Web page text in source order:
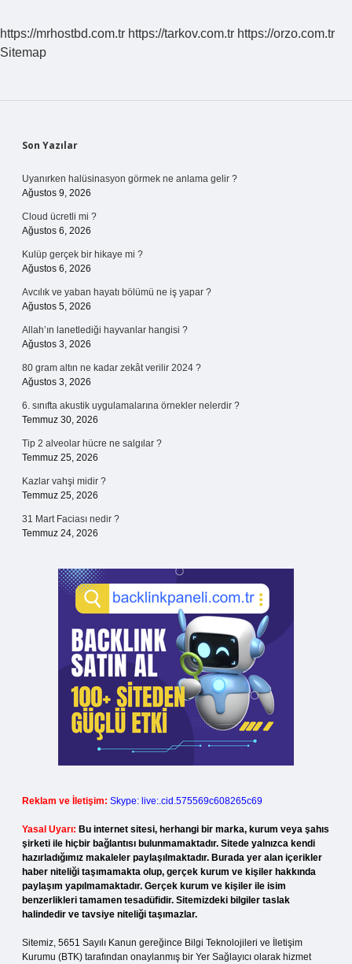
https://mrhostbd.com.tr https://tarkov.com.tr https://orzo.com.tr
Sitemap
Sidebar
Son Yazılar
Uyanırken halüsinasyon görmek ne anlama gelir ?
Ağustos 9, 2026
Cloud ücretli mi ?
Ağustos 6, 2026
Kulüp gerçek bir hikaye mi ?
Ağustos 6, 2026
Avcılık ve yaban hayatı bölümü ne iş yapar ?
Ağustos 5, 2026
Allah’ın lanetlediği hayvanlar hangisi ?
Ağustos 3, 2026
80 gram altın ne kadar zekât verilir 2024 ?
Ağustos 3, 2026
6. sınıfta akustik uygulamalarına örnekler nelerdir ?
Temmuz 30, 2026
Tip 2 alveolar hücre ne salgılar ?
Temmuz 25, 2026
Kazlar vahşi midir ?
Temmuz 25, 2026
31 Mart Faciası nedir ?
Temmuz 24, 2026
Reklam ve İletişim: Skype: live:.cid.575569c608265c69
Yasal Uyarı: Bu internet sitesi, herhangi bir marka, kurum veya şahıs
şirketi ile hiçbir bağlantısı bulunmamaktadır. Sitede yalnızca kendi
hazırladığımız makaleler paylaşılmaktadır. Burada yer alan içerikler
haber niteliği taşımamakta olup, gerçek kurum ve kişiler hakkında
paylaşım yapılmamaktadır. Gerçek kurum ve kişiler ile isim
benzerlikleri tamamen tesadüfidir. Sitemizdeki bilgiler taslak
halindedir ve tavsiye niteliği taşımazlar.
Sitemiz, 5651 Sayılı Kanun gereğince Bilgi Teknolojileri ve İletişim
Kurumu (BTK) tarafından onaylanmış bir Yer Sağlayıcı olarak hizmet